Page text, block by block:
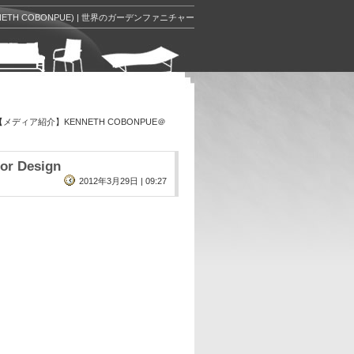
COBONPUE) | 世界のガーデンファニチャー
ディア紹介】KENNETH COBONPUE＠
Design
2012年3月29日 | 09:27